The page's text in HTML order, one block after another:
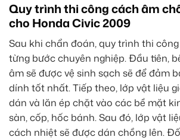
Quy trình thi công cách âm
cho Honda Civic 2009
Sau khi chẩn đoán, quy trình thi
từng bước chuyên nghiệp. Đầu tiên,
âm sẽ được vệ sinh sạch sẽ để đảm
dính tốt nhất. Tiếp theo, lớp vật liệu
dán và lăn ép chặt vào các bề mặt
sàn, cốp, hốc bánh. Sau đó, lớp vật
cách nhiệt sẽ được dán chồng lên.